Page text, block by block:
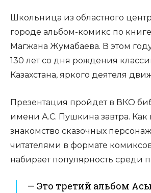
Школьница из областного
городе альбом-комикс по
Магжана Жумабаева. В этом
130 лет со дня рождения
Казахстана, яркого деятеля
Презентация пройдет в ВКО
имени А.С. Пушкина завтра. Как
знакомство сказочных
читателями в формате
набирает популярность среди
— Это третий альбом